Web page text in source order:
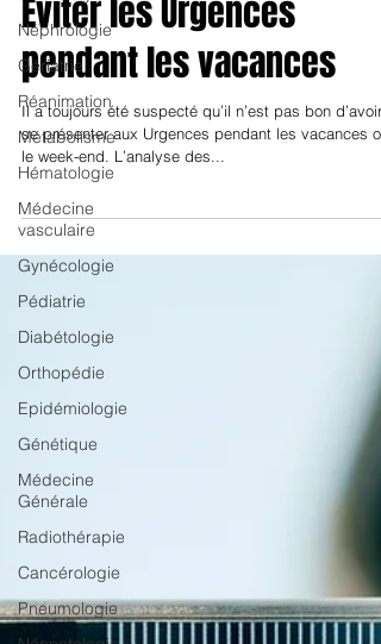
Néphrologie
Gériatrie
Réanimation
Métabolisme
Hématologie
Médecine
vasculaire
Gynécologie
Pédiatrie
Diabétologie
Orthopédie
Epidémiologie
Génétique
Médecine
Générale
Radiothérapie
Cancérologie
Pneumologie
Médecine interne
Eviter les Urgences
pendant les vacances
Il a toujours été suspecté qu’il n’est pas bon d’avoir
se présenter aux Urgences pendant les vacances ou
le week-end. L’analyse des...